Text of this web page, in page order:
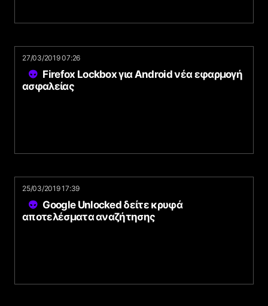
27/03/2019 07:26
Firefox Lockbox για Android νέα εφαρμογή
ασφαλείας
25/03/2019 17:39
Google Unlocked δείτε κρυφά
αποτελέσματα αναζήτησης